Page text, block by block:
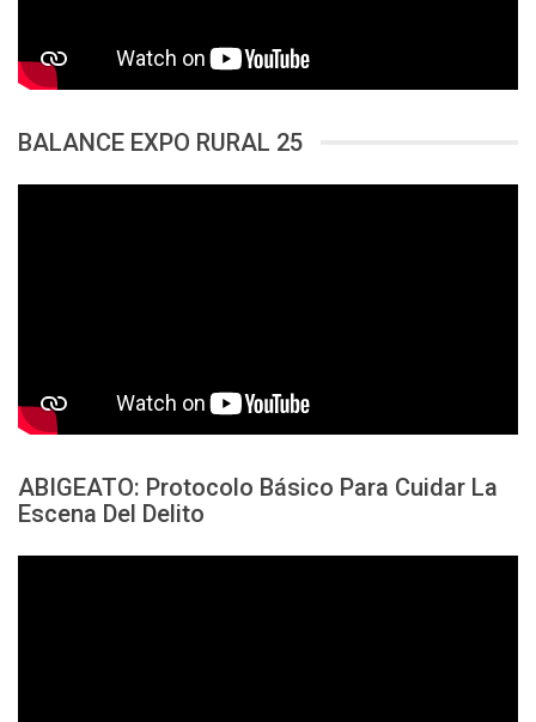
BALANCE EXPO RURAL 25
ABIGEATO: Protocolo Básico Para Cuidar La
Escena Del Delito